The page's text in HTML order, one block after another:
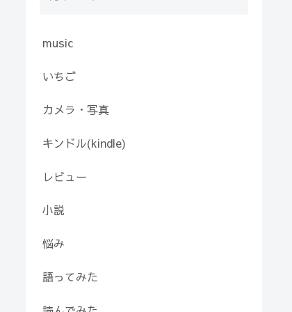
music
いちご
カメラ・写真
キンドル(kindle)
レビュー
小説
悩み
語ってみた